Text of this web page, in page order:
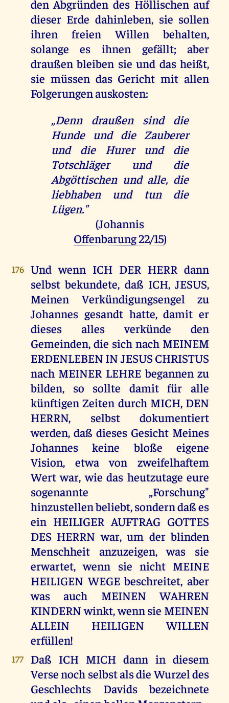
den Abgründen des Höllischen auf
dieser Erde dahinleben, sie sollen
ihren freien Willen behalten,
solange es ihnen gefällt; aber
draußen bleiben sie und das heißt,
sie müssen das Gericht mit allen
Folgerungen auskosten:
„Denn draußen sind die
Hunde und die Zauberer
und die Hurer und die
Totschläger und die
Abgöttischen und alle, die
liebhaben und tun die
Lügen."
(Johannis
Offenbarung 22/15)
176 Und wenn ICH DER HERR dann
selbst bekundete, daß ICH, JESUS,
Meinen Verkündigungsengel zu
Johannes gesandt hatte, damit er
dieses alles verkünde den
Gemeinden, die sich nach MEINEM
ERDENLEBEN IN JESUS CHRISTUS
nach MEINER LEHRE begannen zu
bilden, so sollte damit für alle
künftigen Zeiten durch MICH, DEN
HERRN, selbst dokumentiert
werden, daß dieses Gesicht Meines
Johannes keine bloße eigene
Vision, etwa von zweifelhaftem
Wert war, wie das heutzutage eure
sogenannte „Forschung"
hinzustellen beliebt, sondern daß es
ein HEILIGER AUFTRAG GOTTES
DES HERRN war, um der blinden
Menschheit anzuzeigen, was sie
erwartet, wenn sie nicht MEINE
HEILIGEN WEGE beschreitet, aber
was auch MEINEN WAHREN
KINDERN winkt, wenn sie MEINEN
ALLEIN HEILIGEN WILLEN
erfüllen!
177
Daß ICH MICH dann in diesem
Verse noch selbst als die Wurzel des
Geschlechts Davids bezeichnete